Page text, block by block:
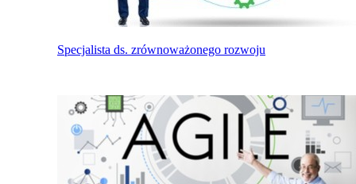
Specjalista ds. zrównoważonego rozwoju